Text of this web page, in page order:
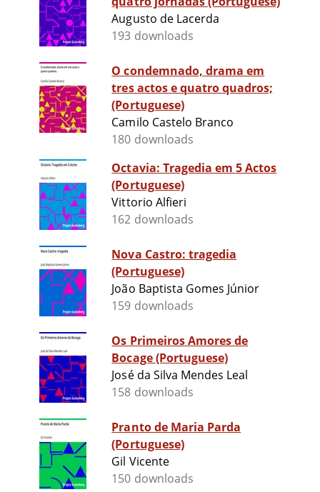
Augusto de Lacerda
193 downloads
O condemnado, drama em
tres actos e quatro quadros;
(Portuguese)
Camilo Castelo Branco
180 downloads
Octavia: Tragedia em 5 Actos
(Portuguese)
Vittorio Alfieri
162 downloads
Nova Castro: tragedia
(Portuguese)
João Baptista Gomes Júnior
159 downloads
Os Primeiros Amores de
Bocage (Portuguese)
José da Silva Mendes Leal
158 downloads
Pranto de Maria Parda
(Portuguese)
Gil Vicente
150 downloads